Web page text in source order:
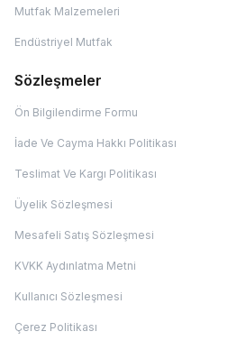
Mutfak Malzemeleri
Endüstriyel Mutfak
Sözleşmeler
Ön Bilgilendirme Formu
İade Ve Cayma Hakkı Politikası
Teslimat Ve Kargı Politikası
Üyelik Sözleşmesi
Mesafeli Satış Sözleşmesi
KVKK Aydınlatma Metni
Kullanıcı Sözleşmesi
Çerez Politikası